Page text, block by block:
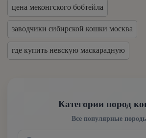
цена меконгского бобтейла
заводчики сибирской кошки москва
где купить невскую маскарадную
Категории пород
Все популярные